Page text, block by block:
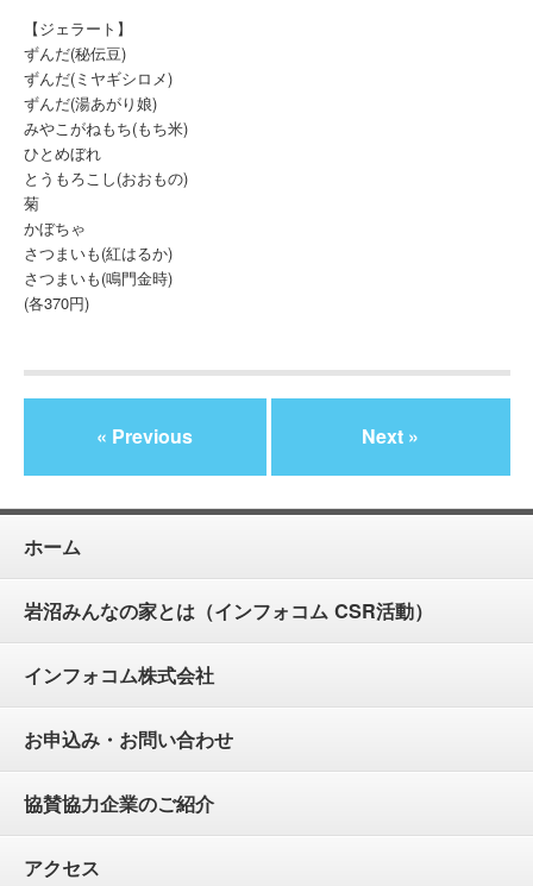
【ジェラート】
ずんだ(秘伝豆)
ずんだ(ミヤギシロメ)
ずんだ(湯あがり娘)
みやこがねもち(もち米)
ひとめぼれ
とうもろこし(おおもの)
菊
かぼちゃ
さつまいも(紅はるか)
さつまいも(鳴門金時)
(各370円)
« Previous Next »
ホーム
岩沼みんなの家とは（インフォコム CSR活動）
インフォコム株式会社
お申込み・お問い合わせ
協賛協力企業のご紹介
アクセス